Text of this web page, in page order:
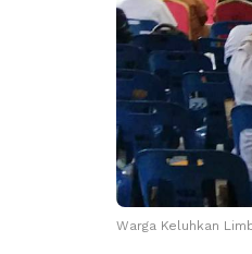
Warga Keluhkan